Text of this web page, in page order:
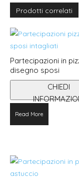
Prodotti correlati
Partecipazioni in
disegno sposi
CHIEDI
Read More